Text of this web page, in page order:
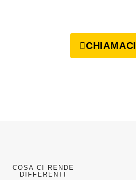
CHIAMACI
COSA CI RENDE
DIFFERENTI